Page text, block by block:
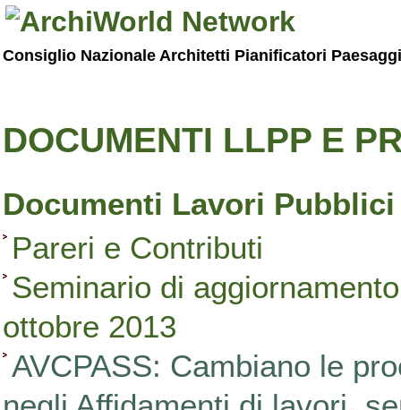
Consiglio Nazionale Architetti Pianificatori
DOCUMENTI LLPP E
Documenti Lavori Pubblici
Pareri e Contributi
Seminario di
ottobre 2013
AVCPASS: Cambiano le